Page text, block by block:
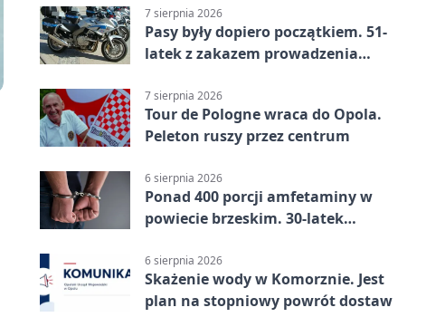
7 sierpnia 2026
Pasy były dopiero początkiem. 51-
latek z zakazem prowadzenia
7 sierpnia 2026
Tour de Pologne wraca do Opola.
Peleton ruszy przez centrum
6 sierpnia 2026
Ponad 400 porcji amfetaminy w
powiecie brzeskim. 30-latek
6 sierpnia 2026
Skażenie wody w Komorznie. Jest
plan na stopniowy powrót dostaw